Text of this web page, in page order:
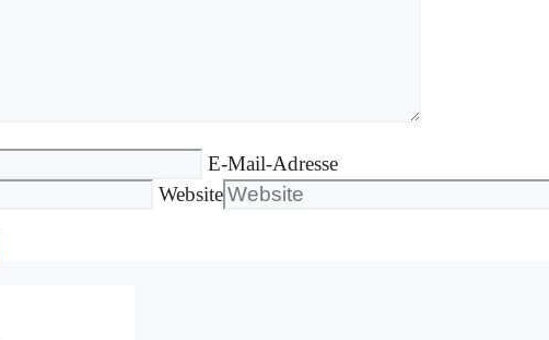
E-Mail-Adresse
Website